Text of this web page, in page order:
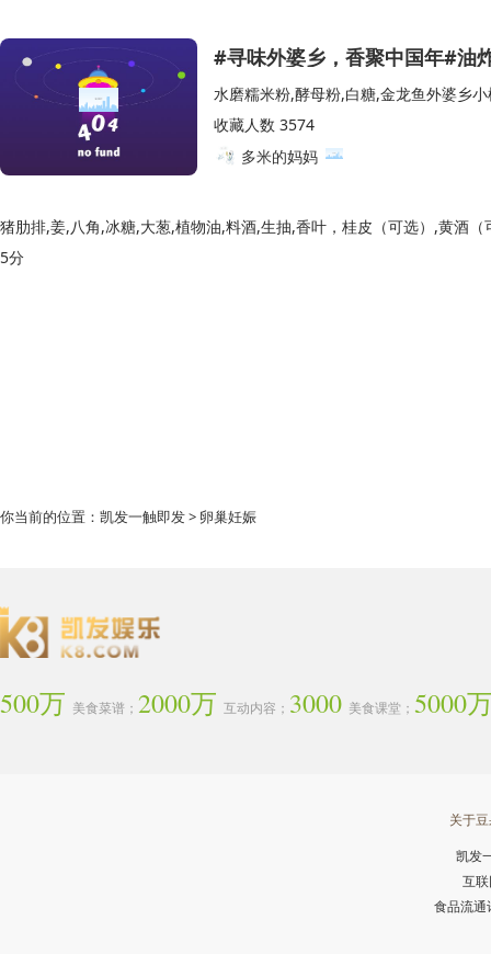
#寻味外婆乡，香聚中国年#油
水磨糯米粉,酵母粉,白糖,金龙鱼外婆乡
收藏人数 3574
多米的妈妈
猪肋排,姜,八角,冰糖,大葱,植物油,料酒,生抽,香叶，桂皮（可选）,黄酒（
5分
你当前的位置： 凯发一触即发> 卵巢妊娠
500万 美食菜谱； 2000万 互动内容； 3000 美食课堂； 5000
关于
凯发
互
食品流